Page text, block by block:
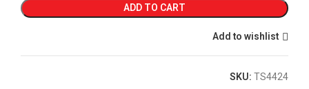
ADD TO CART
Add to wishlist
SKU:TS4424